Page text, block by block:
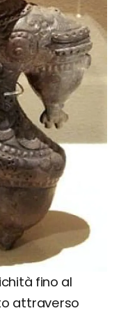
fino al
attraverso